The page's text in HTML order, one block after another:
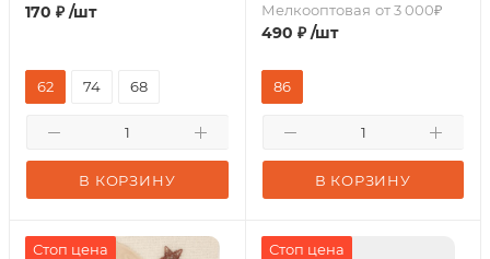
170 ₽ /шт
В КОРЗИНУ
62 74 68
Мелкооптовая от 3 000₽
490 ₽ /шт
В КОРЗИНУ
86
Стоп цена Стоп цена